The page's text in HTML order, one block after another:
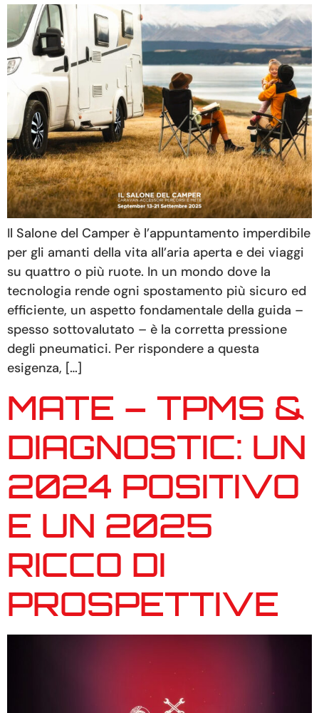
Il Salone del Camper è l’appuntamento imperdibile
per gli amanti della vita all’aria aperta e dei viaggi
su quattro o più ruote. In un mondo dove la
tecnologia rende ogni spostamento più sicuro ed
efficiente, un aspetto fondamentale della guida –
spesso sottovalutato – è la corretta pressione
degli pneumatici. Per rispondere a questa
esigenza, […]
MATE – TPMS &
DIAGNOSTIC: UN
2024 POSITIVO
E UN 2025
RICCO DI
PROSPETTIVE